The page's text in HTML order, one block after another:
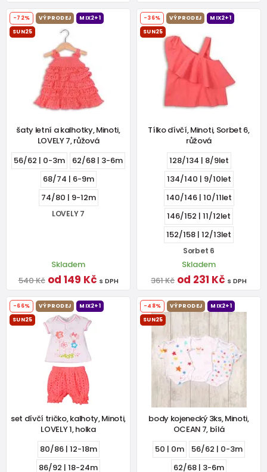
-72% VÝPRODEJ
MIX2+1
SUN25
šaty letní a kalhotky, Minoti,
LOVELY 7, růžová
56/62 | 0-3m
62/68 | 3-6m
68/74 | 6-9m
74/80 | 9-12m
LOVELY 7
Skladem
540 Kč od 149 Kč s DPH
-36% VÝPRODEJ
MIX2+1
SUN25
Tílko dívčí, Minoti, Sorbet 6,
růžová
128/134 | 8/9let
134/140 | 9/10let
140/146 | 10/11let
146/152 | 11/12let
152/158 | 12/13let
Sorbet 6
Skladem
361 Kč od 231 Kč s DPH
-66% VÝPRODEJ
MIX2+1
SUN25
set dívčí tričko, kalhoty, Minoti,
LOVELY 1, holka
80/86 | 12-18m
86/92 | 18-24m
-48% VÝPRODEJ
MIX2+1
SUN25
body kojenecký 3ks, Minoti,
OCEAN 7, bílá
50 | 0m
56/62 | 0-3m
62/68 | 3-6m